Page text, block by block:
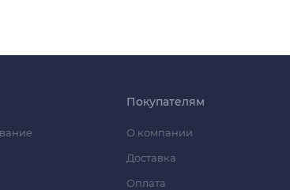
Покупателям
О компании
Доставка
Оплата